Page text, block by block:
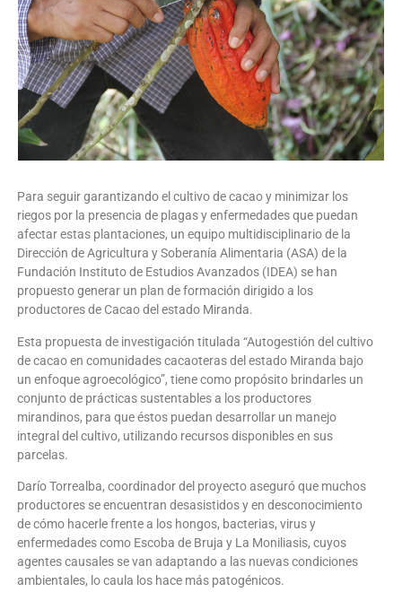
Para seguir garantizando el cultivo de cacao y minimizar los
riegos por la presencia de plagas y enfermedades que puedan
afectar estas plantaciones, un equipo multidisciplinario de la
Dirección de Agricultura y Soberanía Alimentaria (ASA) de la
Fundación Instituto de Estudios Avanzados (IDEA) se han
propuesto generar un plan de formación dirigido a los
productores de Cacao del estado Miranda.
Esta propuesta de investigación titulada “Autogestión del cultivo
de cacao en comunidades cacaoteras del estado Miranda bajo
un enfoque agroecológico”, tiene como propósito brindarles un
conjunto de prácticas sustentables a los productores
mirandinos, para que éstos puedan desarrollar un manejo
integral del cultivo, utilizando recursos disponibles en sus
parcelas.
Darío Torrealba, coordinador del proyecto aseguró que muchos
productores se encuentran desasistidos y en desconocimiento
de cómo hacerle frente a los hongos, bacterias, virus y
enfermedades como Escoba de Bruja y La Moniliasis, cuyos
agentes causales se van adaptando a las nuevas condiciones
ambientales, lo caula los hace más patogénicos.